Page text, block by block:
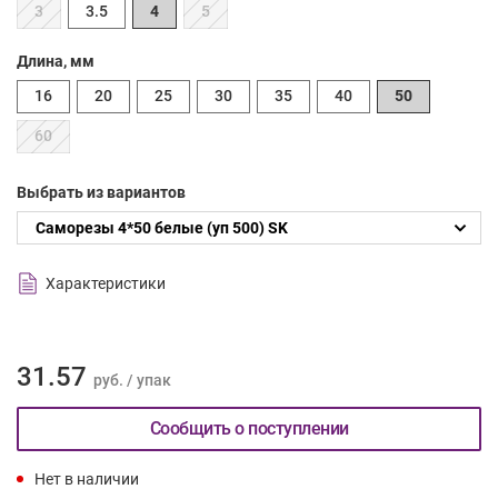
3
3.5 4 5
Длина, мм
16
20 25 30 35 40 50
60
Выбрать из вариантов
Саморезы 4*50 белые (уп 500) SK
Характеристики
31.57 руб. / упак
Сообщить о поступлении
Нет в наличии